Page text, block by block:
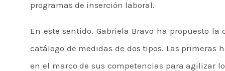
programas de inserción laboral.
En este sentido, Gabriela Bravo ha propuesto
catálogo de medidas de dos tipos. Las
en el marco de sus competencias para agilizar